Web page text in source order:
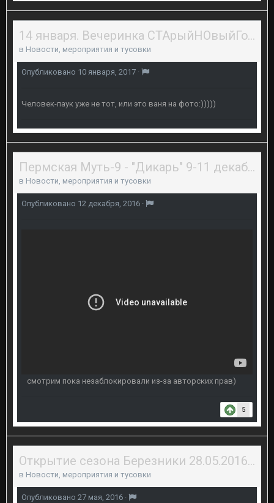
14 января. Вечеринка СТАрыйНОвыйГод "Иногда ОНИ возвращаются!"
в Новости, мероприятия и тусовки
Опубликовано 10 января, 2017 ·
Человек-паук уже не тот, или это ваня на фото:)))))
Пермская Муть-9 - "Дикарь" 9-11 декабря 2016г.
в Новости, мероприятия и тусовки
Опубликовано 12 декабря, 2016 ·
смотрим пока незаблокировали из-за авторских прав)
5
Открытие сезона Березники 28.05.2016 г.
в Новости, мероприятия и тусовки
Опубликовано 27 мая, 2016 ·